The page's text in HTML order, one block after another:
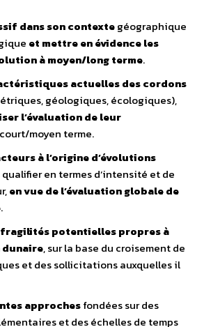
dans son contextegéographique
et mettre en évidence les
à moyen/long terme.
actuelles des cordons
géologiques, écologiques),
l’évaluation de leur
moyen terme.
à l’origine d’évolutions
en termes d’intensité et de
en vue de l’évaluation globale de
.
potentielles propres à
, sur la base du croisement de
et des sollicitations auxquelles il
approchesfondées sur des
et des échelles de temps